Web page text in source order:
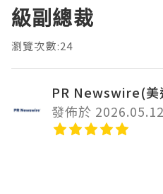
級副總裁
瀏覽次數:24
PR Newswire(美
發佈於 2026.05.12